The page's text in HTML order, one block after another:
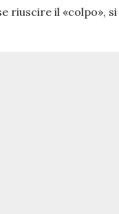
riuscire il «colpo»,